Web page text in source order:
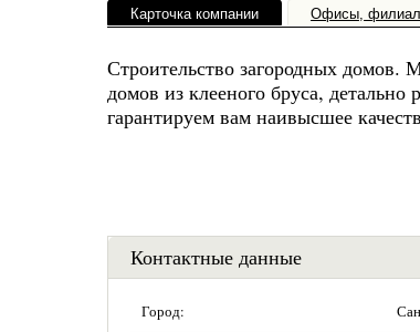
Карточка компании Офисы,
Строительство загородных домов.
домов из клееного бруса, детально
гарантируем вам наивысшее
Контактные данные
Город: